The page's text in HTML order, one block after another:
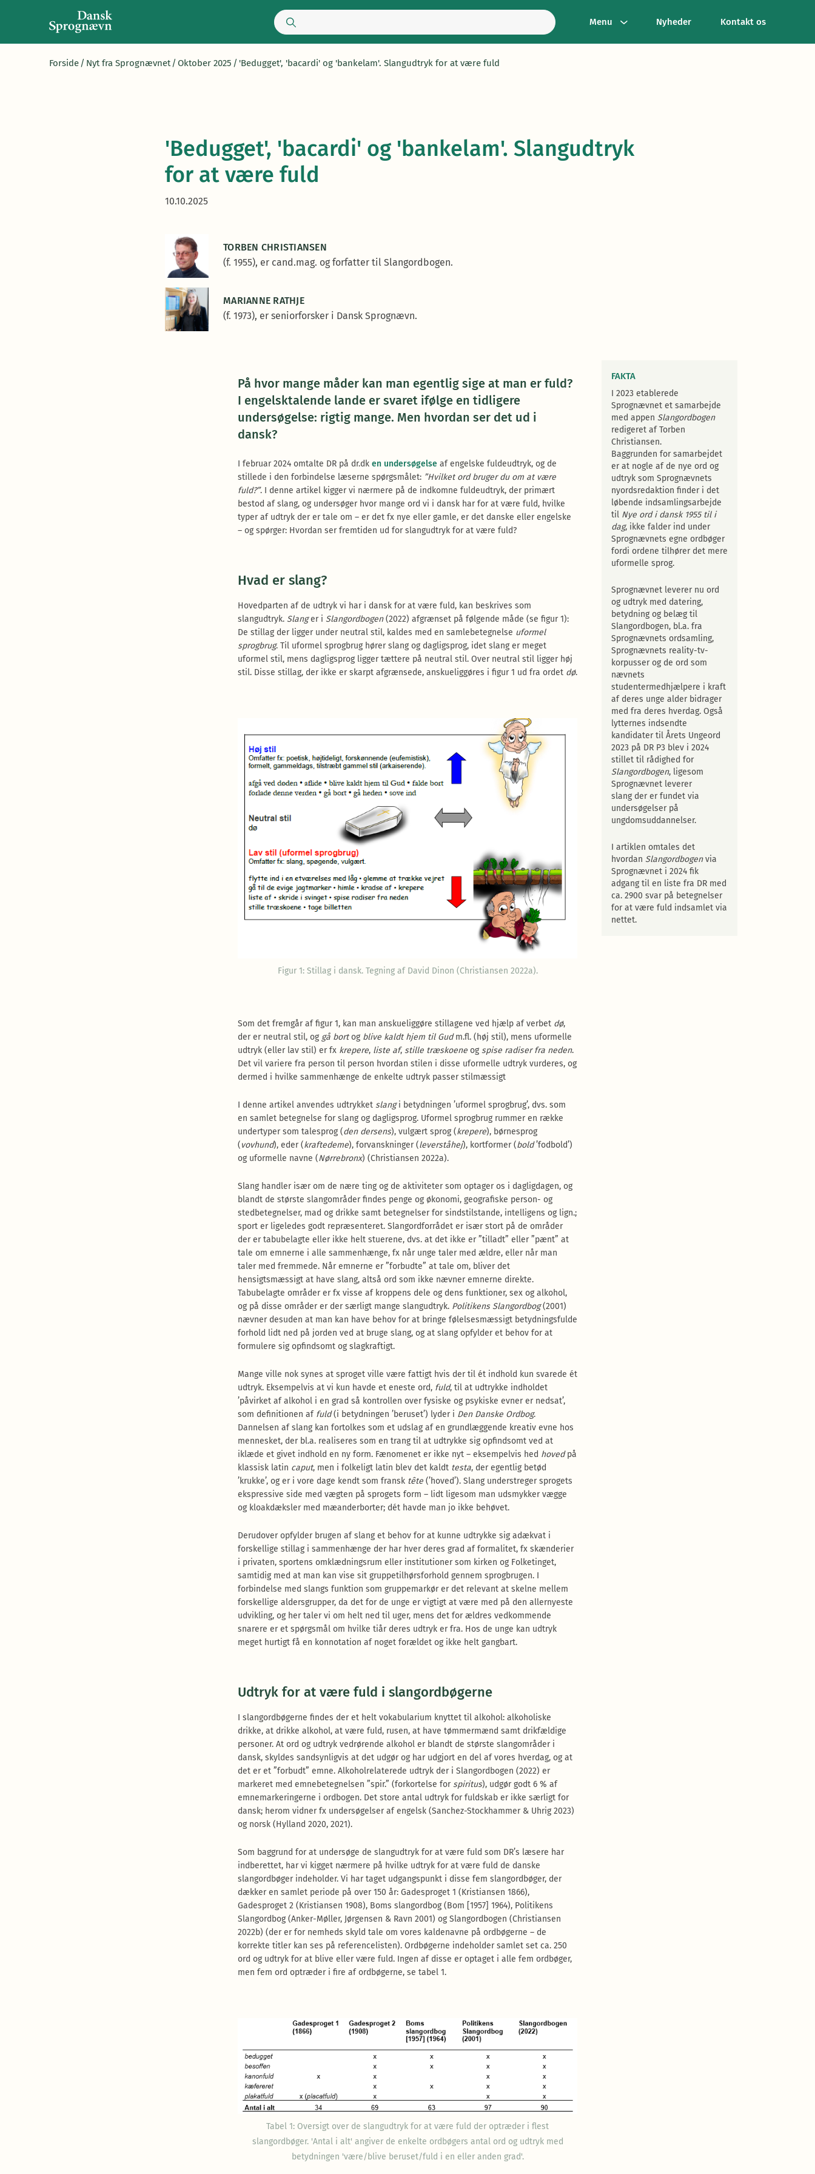
Menu Nyheder Kontakt os
Forside / Nyt fra Sprognævnet / Oktober 2025 / 'Bedugget', 'bacardi' og 'bankelam'. Slangudtryk for at være fuld
'Bedugget', 'bacardi' og 'bankelam'. Slangudtryk
for at være fuld
10.10.2025
TORBEN CHRISTIANSEN
(f. 1955), er cand.mag. og forfatter til Slangordbogen.
MARIANNE RATHJE
(f. 1973), er seniorforsker i Dansk Sprognævn.
På hvor mange måder kan man egentlig sige at man er fuld?
I engelsktalende lande er svaret ifølge en tidligere
undersøgelse: rigtig mange. Men hvordan ser det ud i
dansk?
I februar 2024 omtalte DR på dr.dk en undersøgelse af engelske fuldeudtryk, og de
stillede i den forbindelse læserne spørgsmålet: ”Hvilket ord bruger du om at være
fuld?”. I denne artikel kigger vi nærmere på de indkomne fuldeudtryk, der primært
bestod af slang, og undersøger hvor mange ord vi i dansk har for at være fuld, hvilke
typer af udtryk der er tale om – er det fx nye eller gamle, er det danske eller engelske
– og spørger: Hvordan ser fremtiden ud for slangudtryk for at være fuld?
Hvad er slang?
Hovedparten af de udtryk vi har i dansk for at være fuld, kan beskrives som
slangudtryk. Slanger i Slangordbogen(2022) afgrænset på følgende måde (se figur 1):
De stillag der ligger under neutral stil, kaldes med en samlebetegnelse uformel
sprogbrug. Til uformel sprogbrug hører slang og dagligsprog, idet slang er meget
uformel stil, mens dagligsprog ligger tættere på neutral stil. Over neutral stil ligger høj
stil. Disse stillag, der ikke er skarpt afgrænsede, anskueliggøres i figur 1 ud fra ordet dø.
Figur 1: Stillag i dansk. Tegning af David Dinon (Christiansen 2022a).
Som det fremgår af figur 1, kan man anskueliggøre stillagene ved hjælp af verbet dø,
der er neutral stil, og gå bortog blive kaldt hjem til Gudm.fl. (høj stil), mens uformelle
udtryk (eller lav stil) er fx krepere, liste af, stille træskoene ogspise radiser fra neden.
Det vil variere fra person til person hvordan stilen i disse uformelle udtryk vurderes, og
dermed i hvilke sammenhænge de enkelte udtryk passer stilmæssigt
I denne artikel anvendes udtrykket slangi betydningen ’uformel sprogbrug’, dvs. som
en samlet betegnelse for slang og dagligsprog. Uformel sprogbrug rummer en række
undertyper som talesprog (den dersens), vulgært sprog (krepere), børnesprog
(vovhund), eder (kraftedeme), forvanskninger (leverståhej), kortformer (bold’fodbold’)
og uformelle navne (Nørrebronx) (Christiansen 2022a).
Slang handler især om de nære ting og de aktiviteter som optager os i dagligdagen, og
blandt de største slangområder findes penge og økonomi, geografiske person- og
stedbetegnelser, mad og drikke samt betegnelser for sindstilstande, intelligens og lign.;
sport er ligeledes godt repræsenteret. Slangordforrådet er især stort på de områder
der er tabubelagte eller ikke helt stuerene, dvs. at det ikke er ”tilladt” eller ”pænt” at
tale om emnerne i alle sammenhænge, fx når unge taler med ældre, eller når man
taler med fremmede. Når emnerne er ”forbudte” at tale om, bliver det
hensigtsmæssigt at have slang, altså ord som ikke nævner emnerne direkte.
Tabubelagte områder er fx visse af kroppens dele og dens funktioner, sex og alkohol,
og på disse områder er der særligt mange slangudtryk. Politikens Slangordbog(2001)
nævner desuden at man kan have behov for at bringe følelsesmæssigt betydningsfulde
forhold lidt ned på jorden ved at bruge slang, og at slang opfylder et behov for at
formulere sig opfindsomt og slagkraftigt.
Mange ville nok synes at sproget ville være fattigt hvis der til ét indhold kun svarede ét
udtryk. Eksempelvis at vi kun havde et eneste ord, fuld, til at udtrykke indholdet
’påvirket af alkohol i en grad så kontrollen over fysiske og psykiske evner er nedsat’,
som definitionen af fuld(i betydningen ’beruset’) lyder i Den Danske Ordbog.
Dannelsen af slang kan fortolkes som et udslag af en grundlæggende kreativ evne hos
mennesket, der bl.a. realiseres som en trang til at udtrykke sig opfindsomt ved at
iklæde et givet indhold en ny form. Fænomenet er ikke nyt – eksempelvis hed hovedpå
klassisk latin caput, men i folkeligt latin blev det kaldt testa, der egentlig betød
’krukke’, og er i vore dage kendt som fransk tête (’hoved’). Slang understreger sprogets
ekspressive side med vægten på sprogets form – lidt ligesom man udsmykker vægge
og kloakdæksler med mæanderborter; dét havde man jo ikke behøvet.
Derudover opfylder brugen af slang et behov for at kunne udtrykke sig adækvat i
forskellige stillag i sammenhænge der har hver deres grad af formalitet, fx skænderier
i privaten, sportens omklædningsrum eller institutioner som kirken og Folketinget,
samtidig med at man kan vise sit gruppetilhørsforhold gennem sprogbrugen. I
forbindelse med slangs funktion som gruppemarkør er det relevant at skelne mellem
forskellige aldersgrupper, da det for de unge er vigtigt at være med på den allernyeste
udvikling, og her taler vi om helt ned til uger, mens det for ældres vedkommende
snarere er et spørgsmål om hvilke tiår deres udtryk er fra. Hos de unge kan udtryk
meget hurtigt få en konnotation af noget forældet og ikke helt gangbart.
Udtryk for at være fuld i slangordbøgerne
I slangordbøgerne findes der et helt vokabularium knyttet til alkohol: alkoholiske
drikke, at drikke alkohol, at være fuld, rusen, at have tømmermænd samt drikfældige
personer. At ord og udtryk vedrørende alkohol er blandt de største slangområder i
dansk, skyldes sandsynligvis at det udgør og har udgjort en del af vores hverdag, og at
det er et ”forbudt” emne. Alkoholrelaterede udtryk der i Slangordbogen (2022) er
markeret med emnebetegnelsen ”spir.” (forkortelse forspiritus), udgør godt 6 % af
emnemarkeringerne i ordbogen. Det store antal udtryk for fuldskab er ikke særligt for
dansk; herom vidner fx undersøgelser af engelsk (Sanchez-Stockhammer & Uhrig 2023)
og norsk (Hylland 2020, 2021).
Som baggrund for at undersøge de slangudtryk for at være fuld som DR’s læsere har
indberettet, har vi kigget nærmere på hvilke udtryk for at være fuld de danske
slangordbøger indeholder. Vi har taget udgangspunkt i disse fem slangordbøger, der
dækker en samlet periode på over 150 år: Gadesproget 1 (Kristiansen 1866),
Gadesproget 2 (Kristiansen 1908), Boms slangordbog (Bom [1957] 1964), Politikens
Slangordbog (Anker-Møller, Jørgensen & Ravn 2001) og Slangordbogen (Christiansen
2022b) (der er for nemheds skyld tale om vores kaldenavne på ordbøgerne – de
korrekte titler kan ses på referencelisten). Ordbøgerne indeholder samlet set ca. 250
ord og udtryk for at blive eller være fuld. Ingen af disse er optaget i alle fem ordbøger,
men fem ord optræder i fire af ordbøgerne, se tabel 1.
Tabel 1: Oversigt over de slangudtryk for at være fuld der optræder i flest
slangordbøger. 'Antal i alt' angiver de enkelte ordbøgers antal ord og udtryk med
betydningen 'være/blive beruset/fuld i en eller anden grad'.
FAKTA
I 2023 etablerede
Sprognævnet et samarbejde
med appen Slangordbogen
redigeret af Torben
Christiansen.
Baggrunden for samarbejdet
er at nogle af de nye ord og
udtryk som Sprognævnets
nyordsredaktion finder i det
løbende indsamlingsarbejde
til Nye ord i dansk 1955 til i
dag, ikke falder ind under
Sprognævnets egne ordbøger
fordi ordene tilhører det mere
uformelle sprog.
Sprognævnet leverer nu ord
og udtryk med datering,
betydning og belæg til
Slangordbogen, bl.a. fra
Sprognævnets ordsamling,
Sprognævnets reality-tv-
korpusser og de ord som
nævnets
studentermedhjælpere i kraft
af deres unge alder bidrager
med fra deres hverdag. Også
lytternes indsendte
kandidater til Årets Ungeord
2023 på DR P3 blev i 2024
stillet til rådighed for
Slangordbogen, ligesom
Sprognævnet leverer
slang der er fundet via
undersøgelser på
ungdomsuddannelser.
I artiklen omtales det
hvordan Slangordbogenvia
Sprognævnet i 2024 fik
adgang til en liste fra DR med
ca. 2900 svar på betegnelser
for at være fuld indsamlet via
nettet.